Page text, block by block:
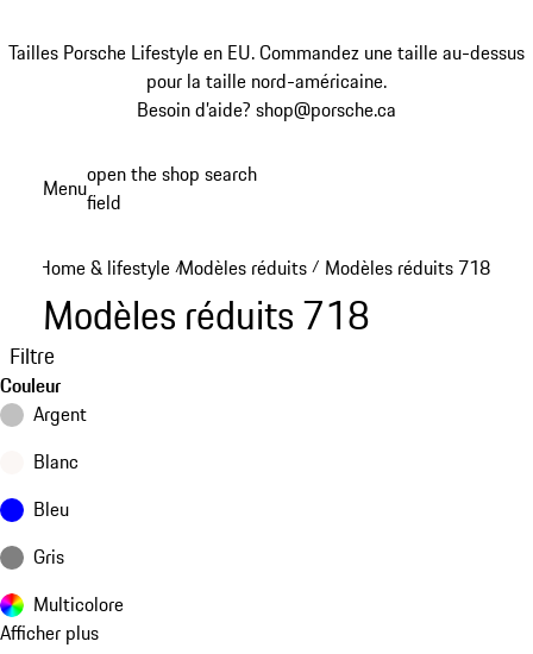
Tailles Porsche Lifestyle en EU. Commandez une taille au-dessus
pour la taille nord-américaine.
Besoin d’aide? shop@porsche.ca
Menuopen the shop search
field
Home & lifestyle /Modèles réduits / Modèles réduits 718
Modèles réduits 718
Filtre
Couleur
Argent
Blanc
Bleu
Gris
Multicolore
Afficher plus